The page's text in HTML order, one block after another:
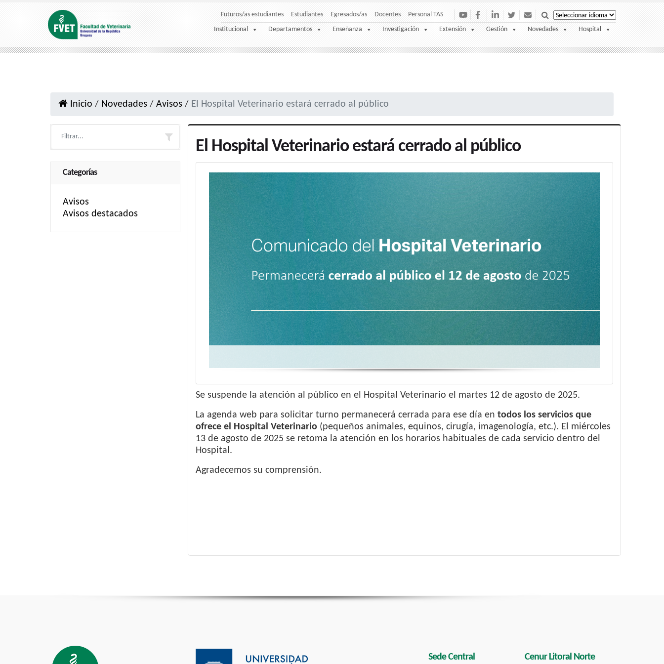
Futuros/as estudiantes Estudiantes Egresados/as Docentes Personal TAS
Institucional Departamentos Enseñanza Investigación Extensión Gestión Novedades Hospital
Inicio / Novedades / Avisos / El Hospital Veterinario estará cerrado al público
Categorías
Avisos
Avisos destacados
El Hospital Veterinario estará cerrado al público
Se suspende la atención al público en el Hospital Veterinario el martes 12 de agosto de 2025.
La agenda web para solicitar turno permanecerá cerrada para ese día en todos los servicios que
ofrece el Hospital Veterinario (pequeños animales, equinos, cirugía, imagenología, etc.). El miércoles
13 de agosto de 2025 se retoma la atención en los horarios habituales de cada servicio dentro del
Hospital.
Agradecemos su comprensión.
Sede Central Cenur Litoral Norte